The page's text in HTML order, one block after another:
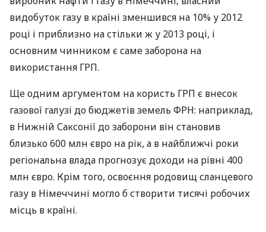
видобуток газу в країні зменшився на 10% у 2012
році і приблизно на стільки ж у 2013 році, і
основним чинником є ​​саме заборона на
використання ГРП.
Ще одним аргументом на користь ГРП є внесок
газової галузі до бюджетів земель ФРН: наприклад,
в Нижній Саксонії до заборони він становив
близько 600 млн євро на рік, а в найближчі роки
регіональна влада прогнозує доходи на рівні 400
млн євро. Крім того, освоєння родовищ сланцевого
газу в Німеччині могло б створити тисячі робочих
місць в країні.